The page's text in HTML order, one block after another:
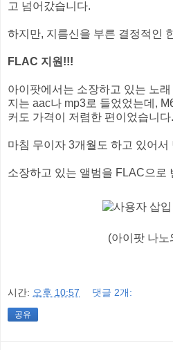
고 넘어갔습니다.
하지만, 지름신을 부른 결정적인
FLAC 지원!!!
아이팟에서는 소장하고 있는 노
지는 aac나 mp3로 들었었는데,
커도 가격이 저렴한 편이었습니다.
마침 무이자 3개월도 하고 있어서
소장하고 있는 앨범을 FLAC으로
(아이팟 나노
시간: 오후 10:57 댓글 2개:
공유